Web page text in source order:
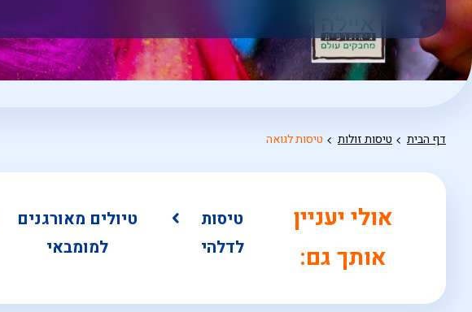
החיפוש
הנוספות
מוצגות
לפני
דף הבית טיסות זולות טיסות לגואה
אולי יעניין
אותך גם:
טיסות
לדלהי
טיולים מאורגנים
למומבאי